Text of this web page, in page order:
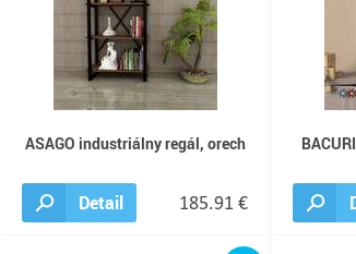
ASAGO industriálny regál, orech
Detail 185.91 €